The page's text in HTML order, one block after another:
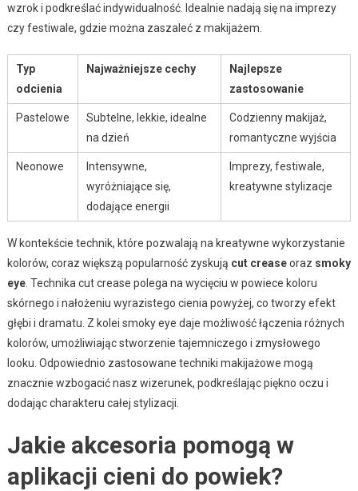
wzrok i podkreślać indywidualność. Idealnie nadają się na imprezy
czy festiwale, gdzie można zaszaleć z makijażem.
Typ
odcienia
Najważniejsze cechy
Najlepsze
zastosowanie
Pastelowe
Subtelne, lekkie, idealne
na dzień
Codzienny makijaż,
romantyczne wyjścia
Neonowe
Intensywne,
wyróżniające się,
dodające energii
Imprezy, festiwale,
kreatywne stylizacje
W kontekście technik, które pozwalają na kreatywne wykorzystanie
kolorów, coraz większą popularność zyskują cut creaseoraz smoky
eye. Technika cut crease polega na wycięciu w powiece koloru
skórnego i nałożeniu wyrazistego cienia powyżej, co tworzy efekt
głębi i dramatu. Z kolei smoky eye daje możliwość łączenia różnych
kolorów, umożliwiając stworzenie tajemniczego i zmysłowego
looku. Odpowiednio zastosowane techniki makijażowe mogą
znacznie wzbogacić nasz wizerunek, podkreślając piękno oczu i
dodając charakteru całej stylizacji.
Jakie akcesoria pomogą w
aplikacji cieni do powiek?